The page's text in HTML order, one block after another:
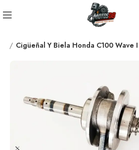
Cigüeñal Y Biela Honda C100 Wave